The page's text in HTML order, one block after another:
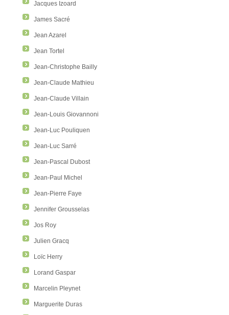
Jacques Izoard
James Sacré
Jean Azarel
Jean Tortel
Jean-Christophe Bailly
Jean-Claude Mathieu
Jean-Claude Villain
Jean-Louis Giovannoni
Jean-Luc Pouliquen
Jean-Luc Sarré
Jean-Pascal Dubost
Jean-Paul Michel
Jean-Pierre Faye
Jennifer Grousselas
Jos Roy
Julien Gracq
Loïc Herry
Lorand Gaspar
Marcelin Pleynet
Marguerite Duras